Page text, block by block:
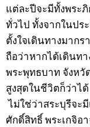
แต่ละปีจะมีทั้งพระ
ทั่วไป ทั้งจากในปร
ตั้งใจเดินทางมากร
ถือว่าหากได้เดินท
พระพุทธบาท จังหวั
สูงสุดในชีวิตก็ว่าได้
ไม่ใช่ว่าสระบุรีจะ
ศักดิ์สิทธิ์ พระเกจิอ